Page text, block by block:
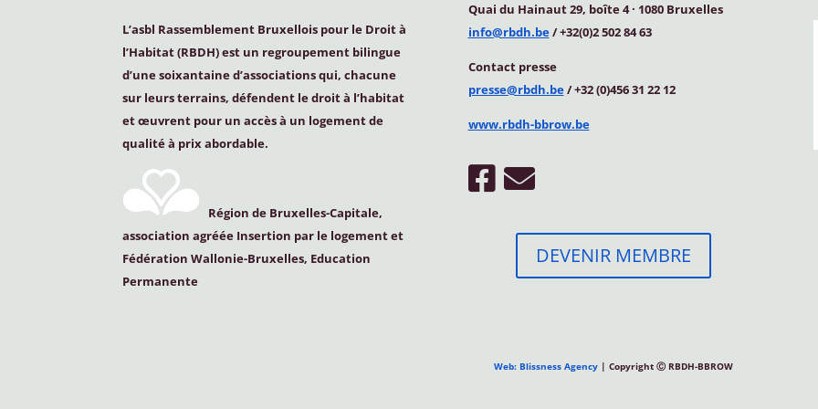
L’asbl Rassemblement Bruxellois pour le Droit à
l’Habitat (RBDH) est un regroupement bilingue
d’une soixantaine d’associations qui, chacune
sur leurs terrains, défendent le droit à l’habitat
et œuvrent pour un accès à un logement de
qualité à prix abordable.
Région de Bruxelles-Capitale,
association agréée Insertion par le logement et
Fédération Wallonie-Bruxelles, Education
Permanente
Quai du Hainaut 29, boîte 4· 1080 Bruxelles
info@rbdh.be/ +32(0)2 502 84 63
Contact presse
presse@rbdh.be/ +32 (0)456 31 22 12
www.rbdh-bbrow.be
DEVENIR MEMBRE
Web: Blissness Agency | Copyright Ⓒ RBDH-BBROW